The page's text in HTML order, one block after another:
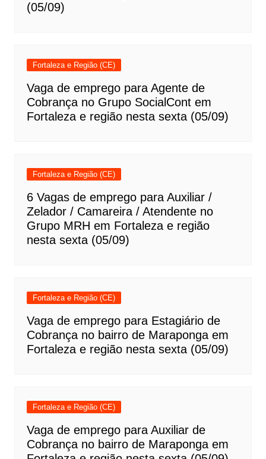
(05/09)
Fortaleza e Região (CE)
Vaga de emprego para Agente de
Cobrança no Grupo SocialCont em
Fortaleza e região nesta sexta (05/09)
Fortaleza e Região (CE)
6 Vagas de emprego para Auxiliar /
Zelador / Camareira / Atendente no
Grupo MRH em Fortaleza e região
nesta sexta (05/09)
Fortaleza e Região (CE)
Vaga de emprego para Estagiário de
Cobrança no bairro de Maraponga em
Fortaleza e região nesta sexta (05/09)
Fortaleza e Região (CE)
Vaga de emprego para Auxiliar de
Cobrança no bairro de Maraponga em